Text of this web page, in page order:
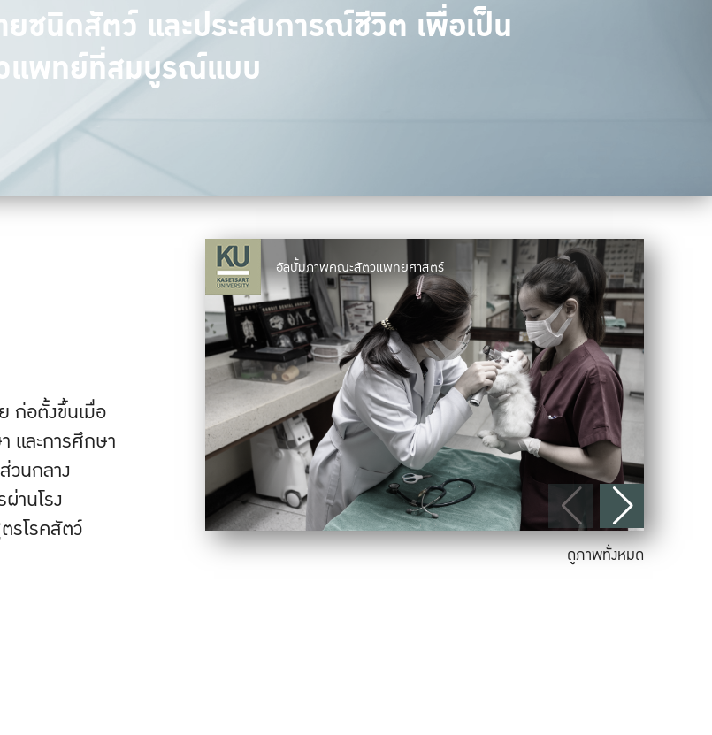
ยชนิดสัตว์ และประสบการณ์ชีวิต เพื่อเป็น
แพทย์ที่สมบูรณ์แบบ
ก่อตั้งขึ้นเมื่อ
ละการศึกษา
วนกลาง
านโรง
รโรคสัตว์
อัลบั้มภาพคณะสัตวแพทยศาสตร์
ดูภาพทั้งหมด